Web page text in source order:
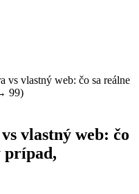
vs vlastný web: čo sa reálne
99)
vlastný web: čo
prípad,